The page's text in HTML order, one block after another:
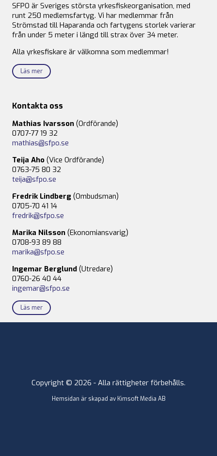
SFPO är Sveriges största yrkesfiskeorganisation, med
runt 250 medlemsfartyg. Vi har medlemmar från
Strömstad till Haparanda och fartygens storlek varierar
från under 5 meter i längd till strax över 34 meter.
Alla yrkesfiskare är välkomna som medlemmar!
Läs mer
Kontakta oss
Mathias Ivarsson (Ordförande)
0707-77 19 32
mathias@sfpo.se
Teija Aho (Vice Ordförande)
0763-75 80 32
teija@sfpo.se
Fredrik Lindberg (Ombudsman)
0705-70 41 14
fredrik@sfpo.se
Marika Nilsson (Ekonomiansvarig)
0708-93 89 88
marika@sfpo.se
Ingemar Berglund (Utredare)
0760-26 40 44
ingemar@sfpo.se
Läs mer
Copyright © 2026 - Alla rättigheter förbehålls.
Hemsidan är skapad av Kimsoft Media AB